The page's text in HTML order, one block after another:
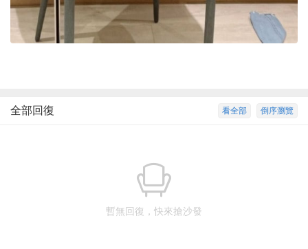
倒序瀏覽
看全部
全部回復
暫無回復，快來搶沙發